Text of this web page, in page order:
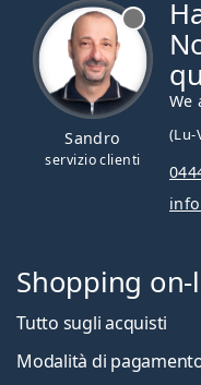
Sandro
servizio clienti
We
(Lu-
Shopping on-
Tutto sugli acquisti
Modalità di